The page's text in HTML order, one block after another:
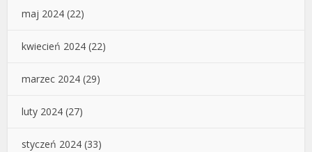
maj 2024 (22)
kwiecień 2024 (22)
marzec 2024 (29)
luty 2024 (27)
styczeń 2024 (33)